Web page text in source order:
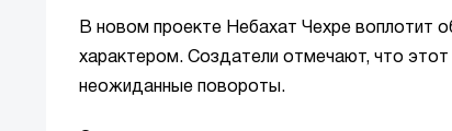
В новом проекте Небахат Чехре воплотит
характером. Создатели отмечают, что
неожиданные повороты.